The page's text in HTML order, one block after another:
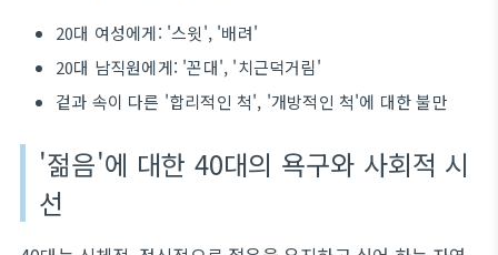
20대 여성에게: '스윗', '배려'
20대 남직원에게: '꼰대', '치근덕거림'
겉과 속이 다른 '합리적인 척', '개방적인 척'에 대한 불만
'젊음'에 대한 40대의 욕구와 사회적 시
선